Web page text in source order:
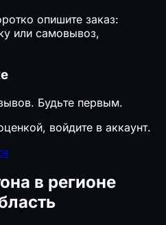
опишите заказ:
или самовывоз,
Будьте первым.
войдите в аккаунт.
в регионе